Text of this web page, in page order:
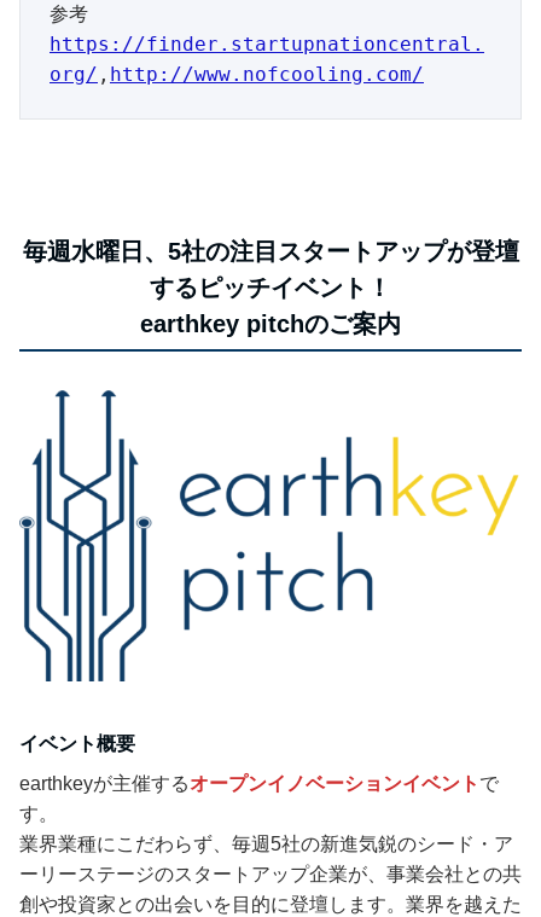
参考
https://finder.startupnationcentral.
org/ , http://www.nofcooling.com/
毎週水曜日、5社の注目スタートアップが登壇
するピッチイベント！
earthkey pitchのご案内
イベント概要
earthkeyが主催するオープンイノベーションイベント で
す。
業界業種にこだわらず、毎週5社の新進気鋭のシード・ア
ーリーステージのスタートアップ企業が、事業会社との共
創や投資家との出会いを目的に登壇します。業界を越えた